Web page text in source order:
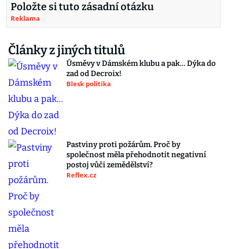
Položte si tuto zásadní otázku
Reklama
Články z jiných titulů
Úsměvy v Dámském klubu a pak… Dýka do
zad od Decroix!
Blesk politika
Pastviny proti požárům. Proč by
společnost měla přehodnotit negativní
postoj vůči zemědělství?
Reflex.cz